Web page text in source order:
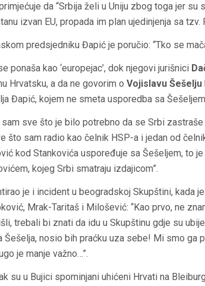
da “Srbija želi u Uniju zbog toga jer su
izvan EU, propada im plan ujedinjenja sa tzv.
predsjedniku Đapić je poručio: “Tko se
ponaša kao ‘europejac’, dok njegovi jurišnici
Hrvatsku, a da ne govorim o Vojislavu Šešelju
Đapić, kojem ne smeta usporedba sa
sam sve što je bilo potrebno da se Srbi
što sam radio kao čelnik HSP-a i jedan od
kod Stankovića uspoređuje sa Šešeljem, to
kojeg Srbi smatraju izdajicom”.
je i incident u beogradskoj Skupštini, kada
Mrak-Taritaš i Milošević: “Kao prvo, ne
trebali bi znati da idu u Skupštinu gdje su
Šešelja, nosio bih praćku uza sebe! Mi smo ga
je manje važno…”.
su u Bujici spominjani uhićeni Hrvati na